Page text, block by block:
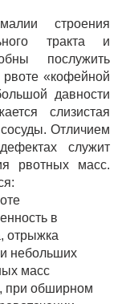
строения
тракта и
послужить
«кофейной
давности
слизистая
Отличием
служит
рвотных масс.
в
отрыжка
небольших
масс
при обширном